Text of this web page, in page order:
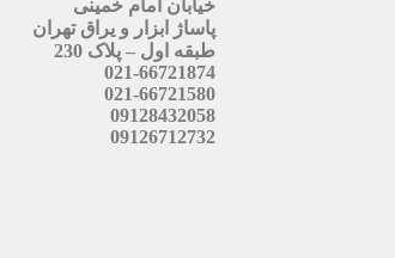
خیابان امام خمینی
پاساژ ابزار و یراق تهران
طبقه اول – پلاک 230
021-66721874
021-66721580
09128432058
09126712732